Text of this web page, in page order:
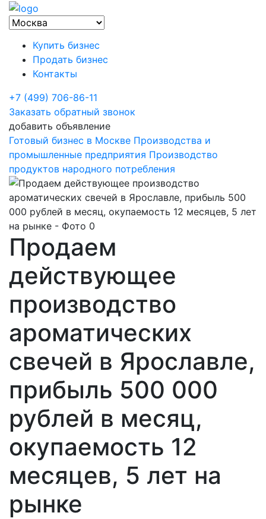
Купить бизнес
Продать бизнес
Контакты
+7 (499) 706-86-11
Заказать обратный звонок
добавить объявление
Готовый бизнес в Москве Производства и
промышленные предприятия Производство
продуктов народного потребления
Продаем
действующее
производство
ароматических
свечей в Ярославле,
прибыль 500 000
рублей в месяц,
окупаемость 12
месяцев, 5 лет на
рынке